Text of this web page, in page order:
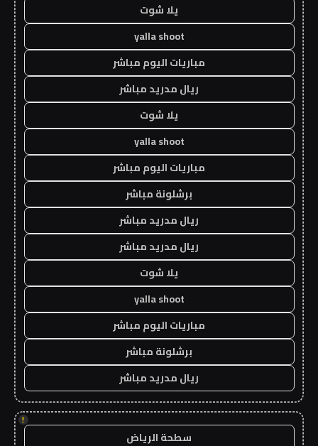
يلا شوت
yalla shoot
مباريات اليوم مباشر
ريال مدريد مباشر
يلا شوت
yalla shoot
مباريات اليوم مباشر
برشلونة مباشر
ريال مدريد مباشر
ريال مدريد مباشر
يلا شوت
yalla shoot
مباريات اليوم مباشر
برشلونة مباشر
ريال مدريد مباشر
!
سطحة الرياض